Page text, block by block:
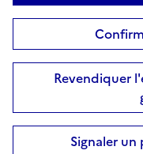
Revendiquer
Signaler